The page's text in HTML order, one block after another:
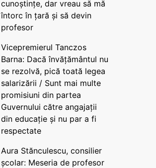
cunoștințe, dar vreau să mă
întorc în țară și să devin
profesor
Vicepremierul Tanczos
Barna: Dacă învățământul nu
se rezolvă, pică toată legea
salarizării / Sunt mai multe
promisiuni din partea
Guvernului către angajații
din educație și nu par a fi
respectate
Aura Stănculescu, consilier
școlar: Meseria de profesor